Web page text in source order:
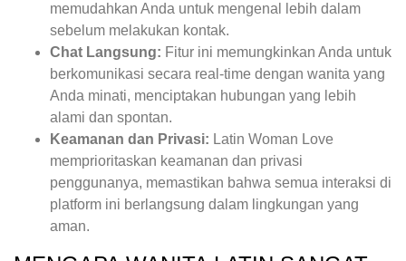
memudahkan Anda untuk mengenal lebih dalam
sebelum melakukan kontak.
Chat Langsung: Fitur ini memungkinkan Anda untuk
berkomunikasi secara real-time dengan wanita yang
Anda minati, menciptakan hubungan yang lebih
alami dan spontan.
Keamanan dan Privasi: Latin Woman Love
memprioritaskan keamanan dan privasi
penggunanya, memastikan bahwa semua interaksi di
platform ini berlangsung dalam lingkungan yang
aman.